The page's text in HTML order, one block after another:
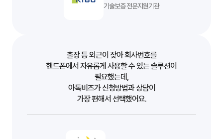
기술보증 전문지원기관
출장 등 외근이 잦아 회사번호를
핸드폰에서 자유롭게 사용할 수 있는 솔루션이
필요했는데,
아톡비즈가 신청방법과 상담이
가장 편해서 선택했어요.